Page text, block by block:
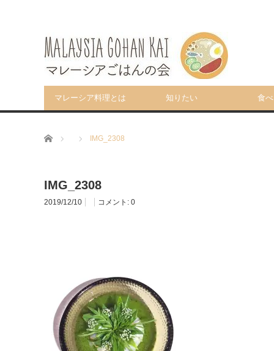
マレーシア料理とは 知りたい 食
ホーム IMG_2308
IMG_2308
2019/12/10 コメント: 0